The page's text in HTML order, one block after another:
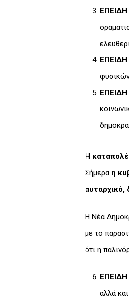
ΕΠΕΙΔΗ
ΕΠΕΙΔΗ
ΕΠΕΙΔΗ
Η
Σήμερα η
αυταρχικό,
Η Νέα
με το
ότι η
ΕΠΕΙΔΗ
αλλά